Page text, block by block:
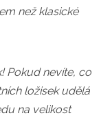
než klasické
Pokud nevíte, co
ložisek udělá
na velikost